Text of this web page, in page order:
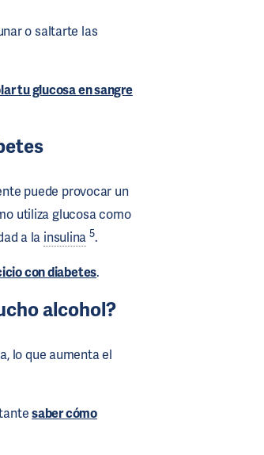
o saltarte las
tu glucosa en sangre
puede provocar un
utiliza glucosa como
a la insulina 5.
con diabetes.
alcohol?
lo que aumenta el
saber cómo